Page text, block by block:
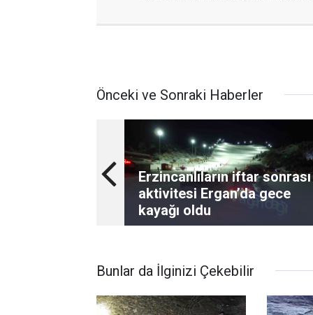
Önceki ve Sonraki Haberler
Erzincanlıların iftar sonrası
aktivitesi Ergan’da gece
kayağı oldu
Bunlar da İlginizi Çekebilir